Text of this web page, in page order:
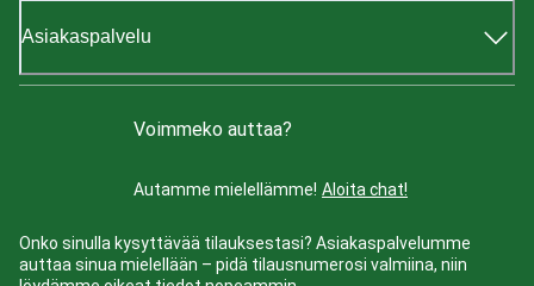
Asiakaspalvelu
Voimmeko auttaa?
Autamme mielellämme! Aloita chat!
Onko sinulla kysyttävää tilauksestasi? Asiakaspalvelumme
auttaa sinua mielellään – pidä tilausnumerosi valmiina, niin